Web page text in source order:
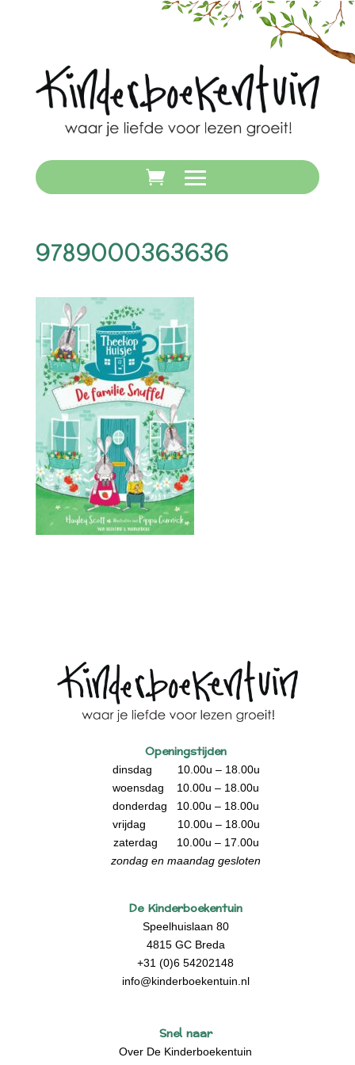
9789000363636
Openingstijden
dinsdag 10.00u – 18.00u
woensdag 10.00u – 18.00u
donderdag 10.00u – 18.00u
vrijdag 10.00u – 18.00u
zaterdag 10.00u – 17.00u
zondag en maandag gesloten
De Kinderboekentuin
Speelhuislaan 80
4815 GC Breda
+31 (0)6 54202148
info@kinderboekentuin.nl
Snel naar
Over De Kinderboekentuin